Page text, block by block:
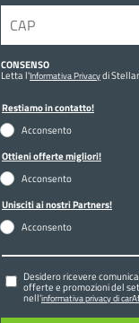
CONSENSO
Letta l'Informativa Privacydi
Restiamo in contatto!
Acconsento
Ottieni offerte migliori!
Acconsento
Unisciti ai nostri Partners!
Acconsento
Desidero ricevere
offerte e promozioni del
nell'informativa privacy di